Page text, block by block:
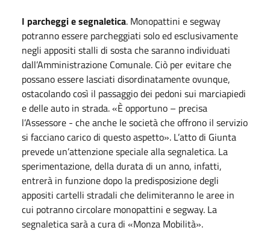
I parcheggi e segnaletica. Monopattini e segway
potranno essere parcheggiati solo ed esclusivamente
negli appositi stalli di sosta che saranno individuati
dall’Amministrazione Comunale. Ciò per evitare che
possano essere lasciati disordinatamente ovunque,
ostacolando così il passaggio dei pedoni sui marciapiedi
e delle auto in strada. «È opportuno – precisa
l’Assessore - che anche le società che offrono il servizio
si facciano carico di questo aspetto». L’atto di Giunta
prevede un’attenzione speciale alla segnaletica. La
sperimentazione, della durata di un anno, infatti,
entrerà in funzione dopo la predisposizione degli
appositi cartelli stradali che delimiteranno le aree in
cui potranno circolare monopattini e segway. La
segnaletica sarà a cura di «Monza Mobilità».